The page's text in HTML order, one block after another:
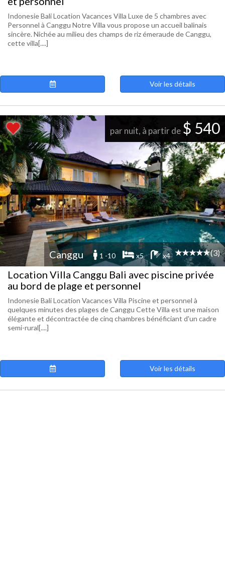
Indonesie Bali Location Vacances Villa Luxe de 5 chambres avec
Personnel à Canggu Notre Villa vous propose un accueil balinais
sincère. Nichée au milieu des champs de riz émeraude de Canggu,
cette villa[....]
Voir les détails
par nuit, à partir de $ 540
Canggu 1 -10 x5 x4 (3)
Location Villa Canggu Bali avec piscine privée
au bord de plage et personnel
Indonesie Bali Location Vacances Villa Piscine et personnel à
quelques minutes des plages de Canggu Cette Villa est une maison
élégante et décontractée de cinq chambres bénéficiant d'un cadre
semi-rural[....]
Voir les détails